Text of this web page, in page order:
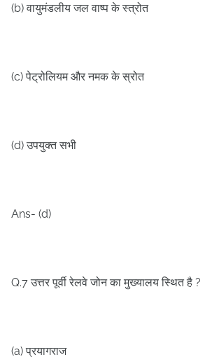
(b)वायुमंडलीय जल वाष्प के स्त्रोत
(c)पेट्रोलियम और नमक के स्रोत
(d)उपयुक्त सभी
Ans- (d)
Q.7उत्तर पूर्वी रेलवे जोन का मुख्यालय स्थित है ?
(a)प्रयागराज